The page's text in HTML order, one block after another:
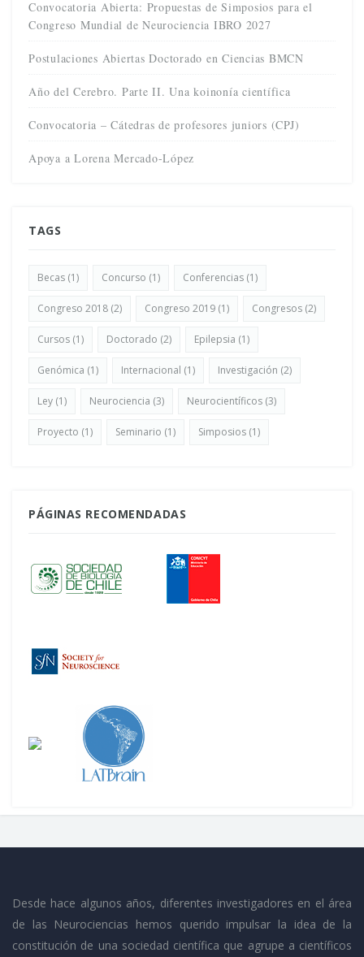
Convocatoria Abierta: Propuestas de Simposios para el
Congreso Mundial de Neurociencia IBRO 2027
Postulaciones Abiertas Doctorado en Ciencias BMCN
Año del Cerebro. Parte II. Una koinonía científica
Convocatoria – Cátedras de profesores juniors (CPJ)
Apoya a Lorena Mercado-López
TAGS
Becas (1) Concurso (1) Conferencias (1)
Congreso 2018 (2) Congreso 2019 (1) Congresos (2)
Cursos (1) Doctorado (2) Epilepsia (1)
Genómica (1) Internacional (1) Investigación (2)
Ley (1) Neurociencia (3) Neurocientíficos (3)
Proyecto (1) Seminario (1) Simposios (1)
PÁGINAS RECOMENDADAS
Desde hace algunos años, diferentes investigadores en el área
de las Neurociencias hemos querido impulsar la idea de la
constitución de una sociedad científica que agrupe a científicos